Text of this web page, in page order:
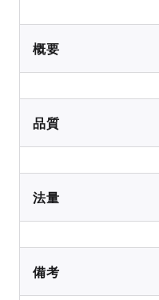
概要
品質
法量
備考